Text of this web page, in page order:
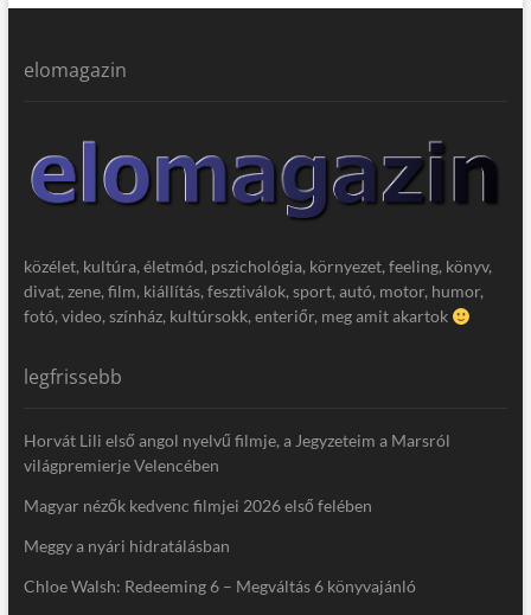
elomagazin
közélet, kultúra, életmód, pszichológia, környezet, feeling, könyv,
divat, zene, film, kiállítás, fesztiválok, sport, autó, motor, humor,
fotó, video, színház, kultúrsokk, enteriőr, meg amit akartok
legfrissebb
Horvát Lili első angol nyelvű filmje, a Jegyzeteim a Marsról
világpremierje Velencében
Magyar nézők kedvenc filmjei 2026 első felében
Meggy a nyári hidratálásban
Chloe Walsh: Redeeming 6 – Megváltás 6 könyvajánló